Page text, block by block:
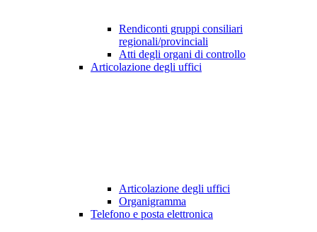
Rendiconti gruppi consiliari
regionali/provinciali
Atti degli organi di controllo
Articolazione degli uffici
Articolazione degli uffici
Organigramma
Telefono e posta elettronica